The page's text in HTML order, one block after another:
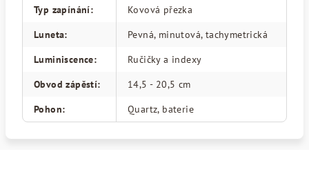
Typ zapínání:
Kovová přezka
Luneta:
Pevná, minutová, tachymetrická
Luminiscence:
Ručičky a indexy
Obvod zápěstí:
14,5 - 20,5 cm
Pohon: Quartz, baterie